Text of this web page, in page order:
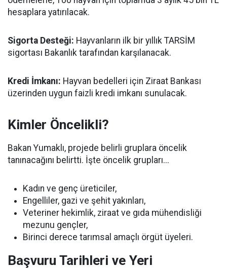
hesaplara yatırılacak.
Sigorta Desteği: Hayvanların ilk bir yıllık TARSİM
sigortası Bakanlık tarafından karşılanacak.
Kredi İmkanı: Hayvan bedelleri için Ziraat Bankası
üzerinden uygun faizli kredi imkanı sunulacak.
Kimler Öncelikli?
Bakan Yumaklı, projede belirli gruplara öncelik
tanınacağını belirtti. İşte öncelik grupları...
Kadın ve genç üreticiler,
Engelliler, gazi ve şehit yakınları,
Veteriner hekimlik, ziraat ve gıda mühendisliği
mezunu gençler,
Birinci derece tarımsal amaçlı örgüt üyeleri.
Başvuru Tarihleri ve Yeri